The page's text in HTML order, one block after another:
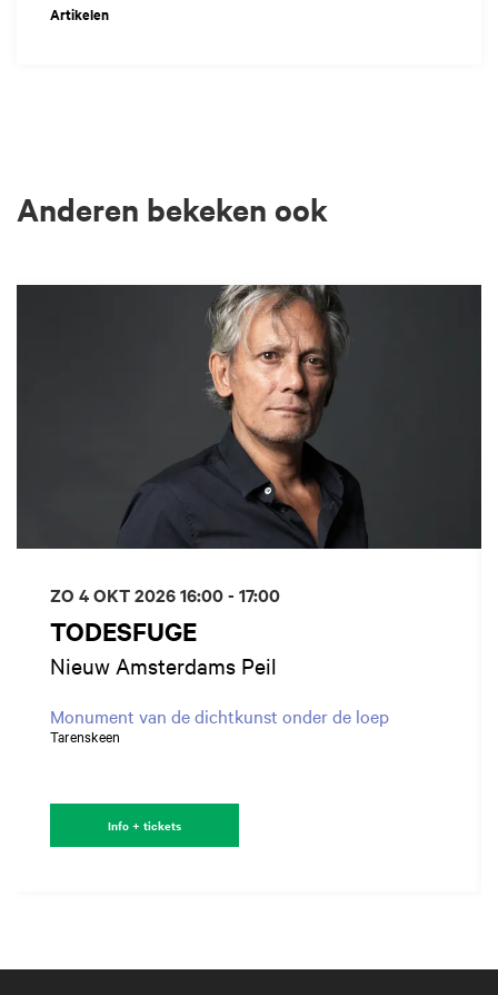
Artikelen
Anderen bekeken ook
TODESFUGE
Nieuw Amsterdams Peil
Monument van de dichtkunst onder de loep
Tarenskeen
ZO 4 OKT 202616:00 - 17:00
Info + tickets